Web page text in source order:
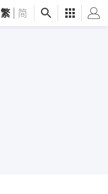
繁 简